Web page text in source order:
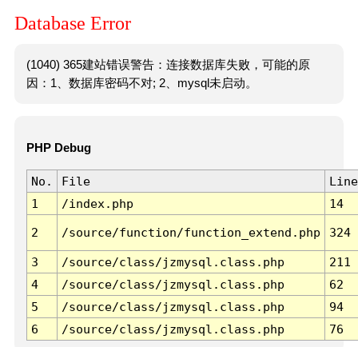
Database Error
(1040) 365建站错误警告：连接数据库失败，可能的原
因：1、数据库密码不对; 2、mysql未启动。
PHP Debug
No. File
Line
1
/index.php 14
2 /source/function/function_extend.php 324
3 /source/class/jzmysql.class.php
211
4
/source/class/jzmysql.class.php
62
5
/source/class/jzmysql.class.php
94
6
/source/class/jzmysql.class.php 76